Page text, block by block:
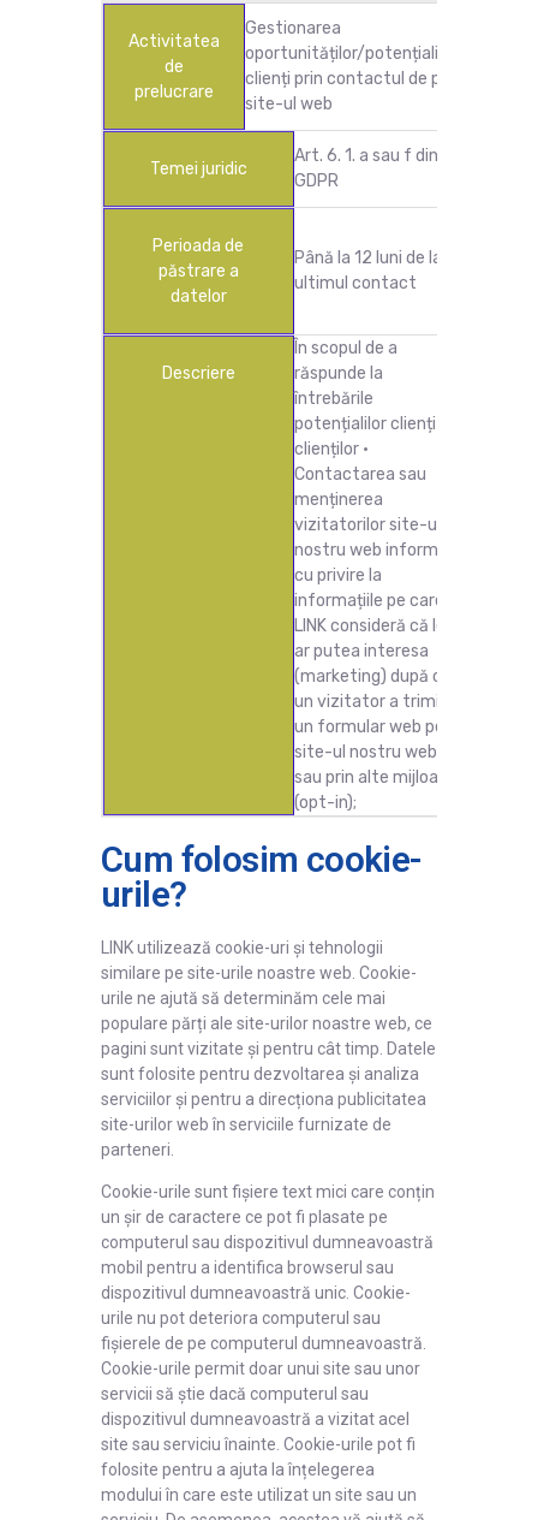
Activitatea
de
prelucrare
Gestionarea
oportunităților/potențialilor
clienți prin contactul de pe
site-ul web
Temei juridic
Art. 6. 1. a sau f din
GDPR
Perioada de
păstrare a
datelor
Până la 12 luni de la
ultimul contact
Descriere
În scopul de a
răspunde la
întrebările
potențialilor clienți și
clienților ·
Contactarea sau
menținerea
vizitatorilor site-ului
nostru web informați
cu privire la
informațiile pe care
LINK consideră că le-
ar putea interesa
(marketing) după ce
un vizitator a trimis
un formular web pe
site-ul nostru web
sau prin alte mijloace
(opt-in);
Cum folosim cookie-
urile?
LINK utilizează cookie-uri și tehnologii
similare pe site-urile noastre web. Cookie-
urile ne ajută să determinăm cele mai
populare părți ale site-urilor noastre web, ce
pagini sunt vizitate și pentru cât timp. Datele
sunt folosite pentru dezvoltarea și analiza
serviciilor și pentru a direcționa publicitatea
site-urilor web în serviciile furnizate de
parteneri.
Cookie-urile sunt fișiere text mici care conțin
un șir de caractere ce pot fi plasate pe
computerul sau dispozitivul dumneavoastră
mobil pentru a identifica browserul sau
dispozitivul dumneavoastră unic. Cookie-
urile nu pot deteriora computerul sau
fișierele de pe computerul dumneavoastră.
Cookie-urile permit doar unui site sau unor
servicii să știe dacă computerul sau
dispozitivul dumneavoastră a vizitat acel
site sau serviciu înainte. Cookie-urile pot fi
folosite pentru a ajuta la înțelegerea
modului în care este utilizat un site sau un